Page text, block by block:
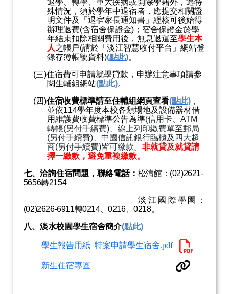
退學、轉學、重大疾病或開除學籍外，遇特
殊情況，須於學年中退宿者，應提交相關證
明文件及「退宿家長通知書」經核可後始得
辦理退費(含宿舍保證金) ；宿舍保證金於學
年結束扣除相關費用後，無息退還至學生本
人之帳戶(請於「淡江智慧收付平台」網站登
錄存簿帳號資料)(點此)。
(三)住宿費可申請就學貸款，申辦注意事項請參
閱生輔組網站(點此)。
(四)住宿收費標準請至住輔組網頁查看(點此)，
並依114學年度本校各類場地及設備器材借
用維護費收費標準公告為準(信用卡、ATM
轉帳(另付手續費)、線上列印繳費單至郵局
(另付手續費)、中國信託銀行臨櫃及四大超
商(另付手續費)皆可繳款。非就貸及就貸請
擇一繳款，避免重複繳款。
七、洽詢住宿問題，聯絡電話： 松濤館： (02)2621-
5656轉2154
淡江國際學園：
(02)2626-6911轉0214、0216、0218。
八、淡水校園學生宿舍簡介(點此)
學生報告用紙_特案申請學生宿舍.pdf
新生住宿專區